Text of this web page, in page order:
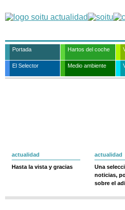
Portada Hartos del coche
El Selector Medio ambiente
actualidad
Hasta la vista y gracias
actualidad
Una
noticias,
sobre el